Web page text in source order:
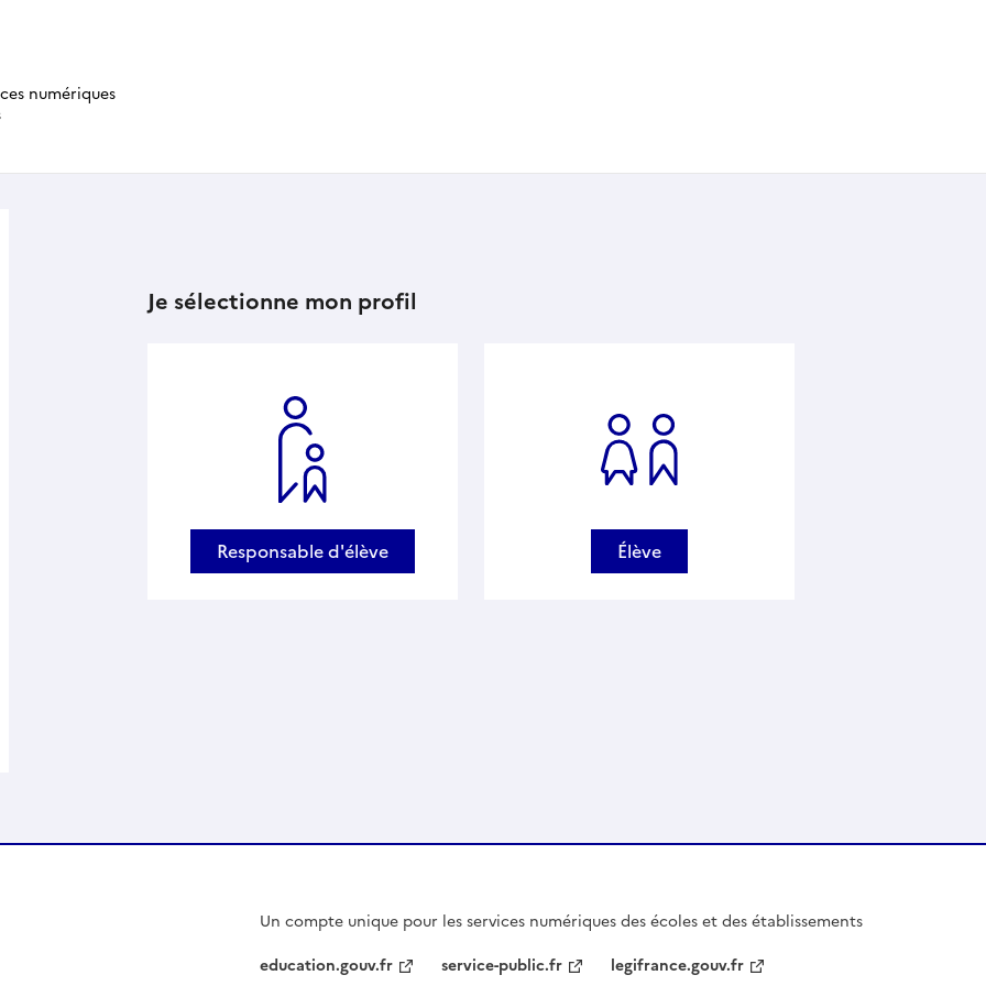
numériques
Je sélectionne mon profil
Responsable d'élève Élève
Un compte unique pour les services numériques des écoles et des établissements
education.gouv.fr
service-public.fr legifrance.gouv.fr